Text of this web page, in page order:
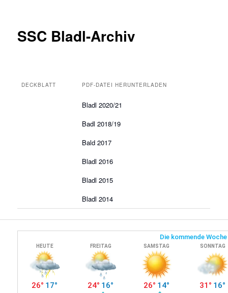
SSC Bladl-Archiv
DECKBLATT PDF-DATEI HERUNTERLADEN
Bladl 2020/21
Badl 2018/19
Bald 2017
Bladl 2016
Bladl 2015
Bladl 2014